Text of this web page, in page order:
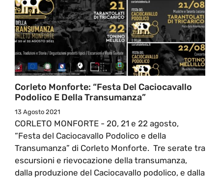
Corleto Monforte: “Festa Del Caciocavallo
Podolico E Della Transumanza”
13 Agosto 2021
CORLETO MONFORTE - 20, 21 e 22 agosto,
“Festa del Caciocavallo Podolico e della
Transumanza” di Corleto Monforte. Tre serate tra
escursioni e rievocazione della transumanza,
dalla produzione del Caciocavallo podolico, e dalla